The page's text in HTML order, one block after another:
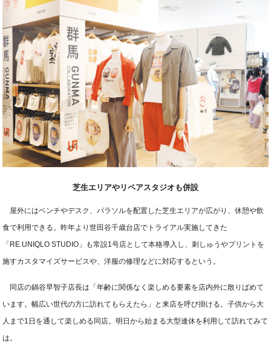
芝生エリアやリペアスタジオも併設
屋外にはベンチやデスク、パラソルを配置した芝生エリアが広がり、休憩や飲
食で利用できる。昨年より世田谷千歳台店でトライアル実施してきた
「RE.UNIQLO STUDIO」も常設1号店として本格導入し、刺しゅうやプリントを
施すカスタマイズサービスや、洋服の修理などに対応するという。
同店の鍋谷早智子店長は「年齢に関係なく楽しめる要素を店内外に散りばめて
います。幅広い世代の方に訪れてもらえたら」と来店を呼び掛ける。子供から大
人まで1日を通して楽しめる同店。明日から始まる大型連休を利用して訪れてみて
は。